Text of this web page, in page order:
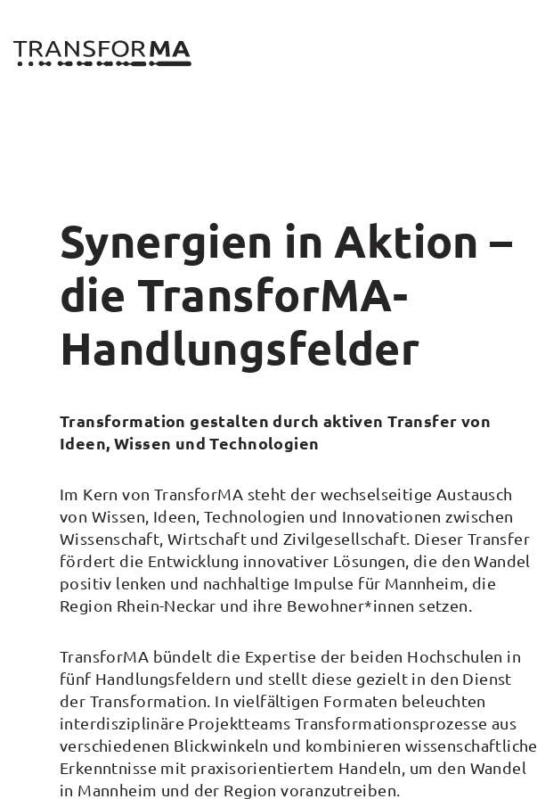
springen
Synergien in Aktion –
die TransforMA-
Handlungsfelder
Transformation gestalten durch aktiven Transfer von
Ideen, Wissen und Technologien
Im Kern von TransforMA steht der wechselseitige Austausch
von Wissen, Ideen, Technologien und Innovationen zwischen
Wissenschaft, Wirtschaft und Zivilgesellschaft. Dieser Transfer
fördert die Entwicklung innovativer Lösungen, die den Wandel
positiv lenken und nachhaltige Impulse für Mannheim, die
Region Rhein-Neckar und ihre Bewohner*innen setzen.
TransforMA bündelt die Expertise der beiden Hochschulen in
fünf Handlungsfeldern und stellt diese gezielt in den Dienst
der Transformation. In vielfältigen Formaten beleuchten
interdisziplinäre Projektteams Transformationsprozesse aus
verschiedenen Blickwinkeln und kombinieren wissenschaftliche
Erkenntnisse mit praxisorientiertem Handeln, um den Wandel
in Mannheim und der Region voranzutreiben.